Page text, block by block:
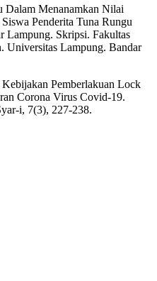
Dalam Menanamkan Nilai
Penderita Tuna Rungu
Lampung. Skripsi. Fakultas
Universitas Lampung. Bandar
Pemberlakuan Lock
Corona Virus Covid-19.
i, 7(3), 227-238.